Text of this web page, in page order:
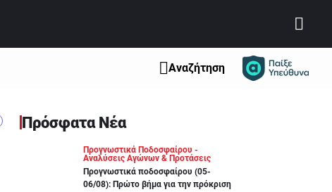
Αναζήτηση
Πρόσφατα Νέα
Προγνωστικά Ποδοσφαίρου -
Αναλύσεις Αγώνων & Προτάσεις
Προγνωστικά ποδοσφαίρου (05-
06/08): Πρώτο βήμα για την πρόκριση